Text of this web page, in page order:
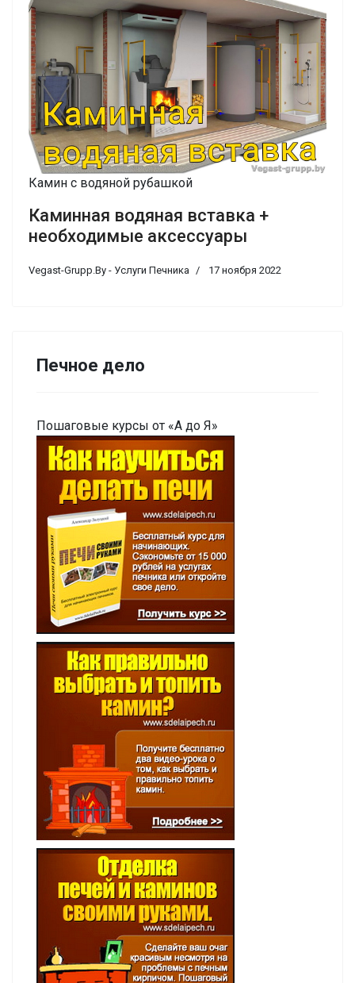
Камин с водяной рубашкой
Каминная водяная вставка +
необходимые аксессуары
Vegast-Grupp.By - Услуги Печника 17 ноября 2022
Печное дело
Пошаговые курсы от «А до Я»